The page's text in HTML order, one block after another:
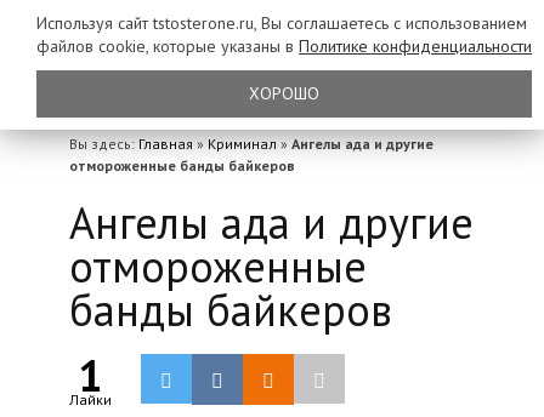
Вы здесь: Главная » Криминал » Ангелы ада и другие
отмороженные банды байкеров
Ангелы ада и другие
отмороженные
банды байкеров
1
Лайки
Используя сайт tstosterone.ru, Вы соглашаетесь с использованием
файлов cookie, которые указаны в Политике конфиденциальности
ХОРОШО